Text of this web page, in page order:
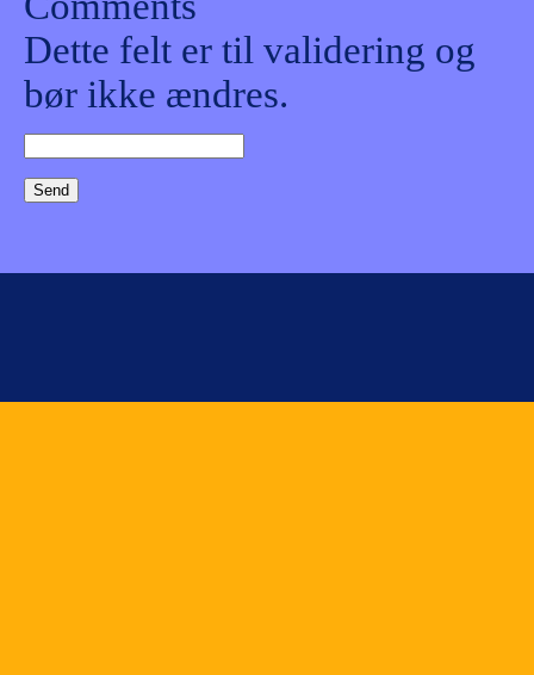
Dette felt er til validering og
bør ikke ændres.